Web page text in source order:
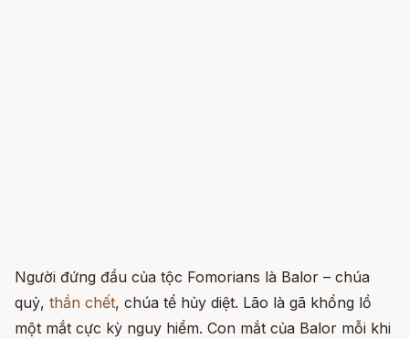
Người đứng đầu của tộc Fomorians là Balor – chúa
quỷ, thần chết, chúa tể hủy diệt. Lão là gã khổng lồ
một mắt cực kỳ nguy hiểm. Con mắt của Balor mỗi khi